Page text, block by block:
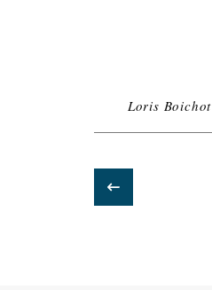
Loris Boichot